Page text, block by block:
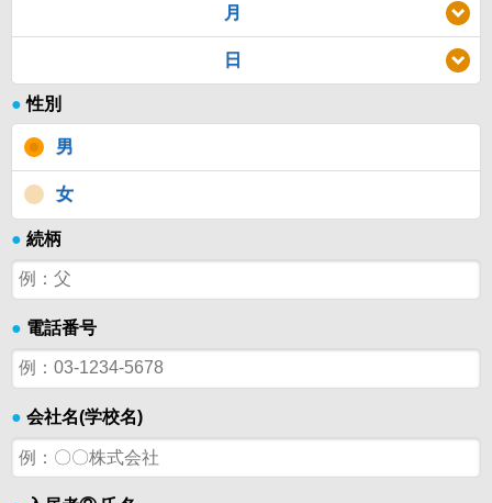
月
日
● 性別
男
女
● 続柄
● 電話番号
● 会社名(学校名)